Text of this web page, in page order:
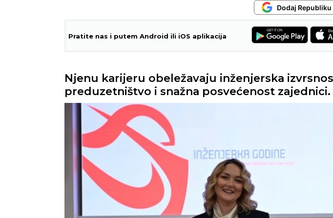
Dodaj
Pratite nas i putem Android ili iOS aplikacija
Njenu karijeru obeležavaju inženjerska
preduzetništvo i snažna posvećenost zajednici.